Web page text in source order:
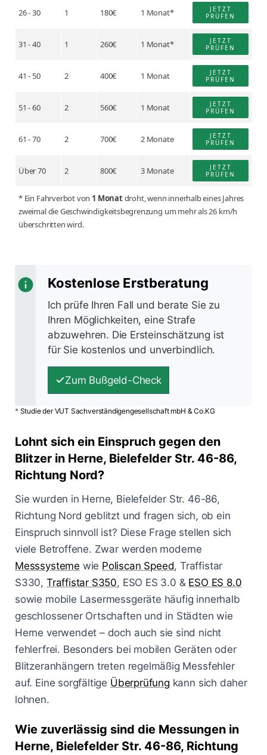
26 - 30 1 180€ 1 Monat*
JETZT
PRÜFEN
31 - 40 1 260€ 1 Monat*
JETZT
PRÜFEN
41 - 50 2 400€ 1 Monat
JETZT
PRÜFEN
51 - 60 2 560€ 1 Monat
JETZT
PRÜFEN
61 - 70 2 700€ 2 Monate
JETZT
PRÜFEN
Über 70 2 800€ 3 Monate
JETZT
PRÜFEN
* Ein Fahrverbot von 1 Monatdroht, wenn innerhalb eines Jahres
zweimal die Geschwindigkeitsbegrenzung um mehr als 26 km/h
überschritten wird.
Kostenlose Erstberatung
Ich prüfe Ihren Fall und berate Sie zu
Ihren Möglichkeiten, eine Strafe
abzuwehren. Die Ersteinschätzung ist
für Sie kostenlos und unverbindlich.
Zum Bußgeld-Check
* Studie der VUT Sachverständigengesellschaft mbH & Co.KG
Lohnt sich ein Einspruch gegen den
Blitzer in Herne, Bielefelder Str. 46-86,
Richtung Nord?
Sie wurden in Herne, Bielefelder Str. 46-86,
Richtung Nord geblitzt und fragen sich, ob ein
Einspruch sinnvoll ist? Diese Frage stellen sich
viele Betroffene. Zwar werden moderne
Messsysteme wie Poliscan Speed, Traffistar
S330, Traffistar S350, ESO ES 3.0 & ESO ES 8.0
sowie mobile Lasermessgeräte häufig innerhalb
geschlossener Ortschaften und in Städten wie
Herne verwendet – doch auch sie sind nicht
fehlerfrei. Besonders bei mobilen Geräten oder
Blitzeranhängern treten regelmäßig Messfehler
auf. Eine sorgfältige Überprüfung kann sich daher
lohnen.
Wie zuverlässig sind die Messungen in
Herne, Bielefelder Str. 46-86, Richtung